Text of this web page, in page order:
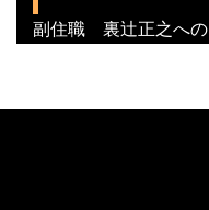
副住職 裏辻正之への